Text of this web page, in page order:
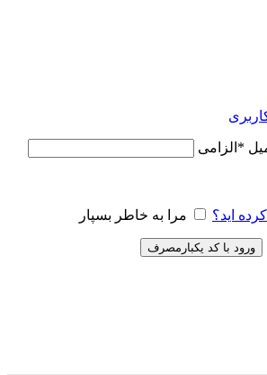
* الزامی
اید؟ مرا به خاطر بسپار
ورود با کد یکبارمصرف